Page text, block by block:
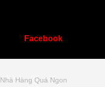
Facebook
Nhà Hàng Quá Ngon